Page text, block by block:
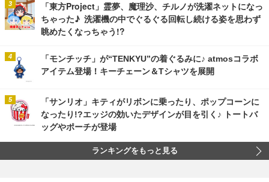
「東方Project」霊夢、魔理沙、チルノが洗濯ネットになっ
ちゃった♪ 洗濯機の中でぐるぐる回転し続ける姿を思わず
眺めたくなっちゃう!?
「モンチッチ」が“TENKYU”の着ぐるみに♪ atmosコラボ
アイテム登場！キーチェーン＆Tシャツを展開
「サンリオ」キティがリボンに乗ったり、ポップコーンに
なったり!?エッジの効いたデザインが目を引く♪ トートバ
ッグやポーチが登場
ランキングをもっと見る